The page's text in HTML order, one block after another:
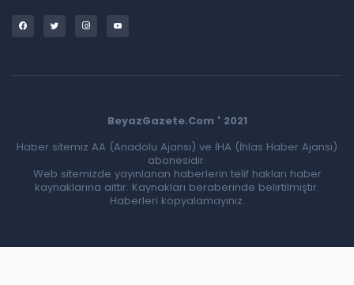
BeyazGazete.Com ' 2021
Haber sitemiz AA (Anadolu Ajansı) ve İHA (İhlas Haber Ajansı)
abonesidir.
Web sitemizde yayınlanan haberlerin telif hakları haber
kaynaklarına aittir. Kaynakları beraberinde belirtilmiştir.
Haberleri kopyalamayınız.